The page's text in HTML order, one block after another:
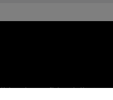
de confidențialitate